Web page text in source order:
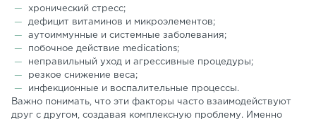
хронический стресс;
дефицит витаминов и микроэлементов;
аутоиммунные и системные заболевания;
побочное действие medications;
неправильный уход и агрессивные процедуры;
резкое снижение веса;
инфекционные и воспалительные процессы.
Важно понимать, что эти факторы часто взаимодействуют
друг с другом, создавая комплексную проблему. Именно